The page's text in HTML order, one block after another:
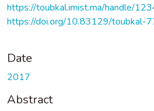
https://toubkal.imist.ma/handle/
https://doi.org/10.83129/toubkal-
Date
2017
Abstract